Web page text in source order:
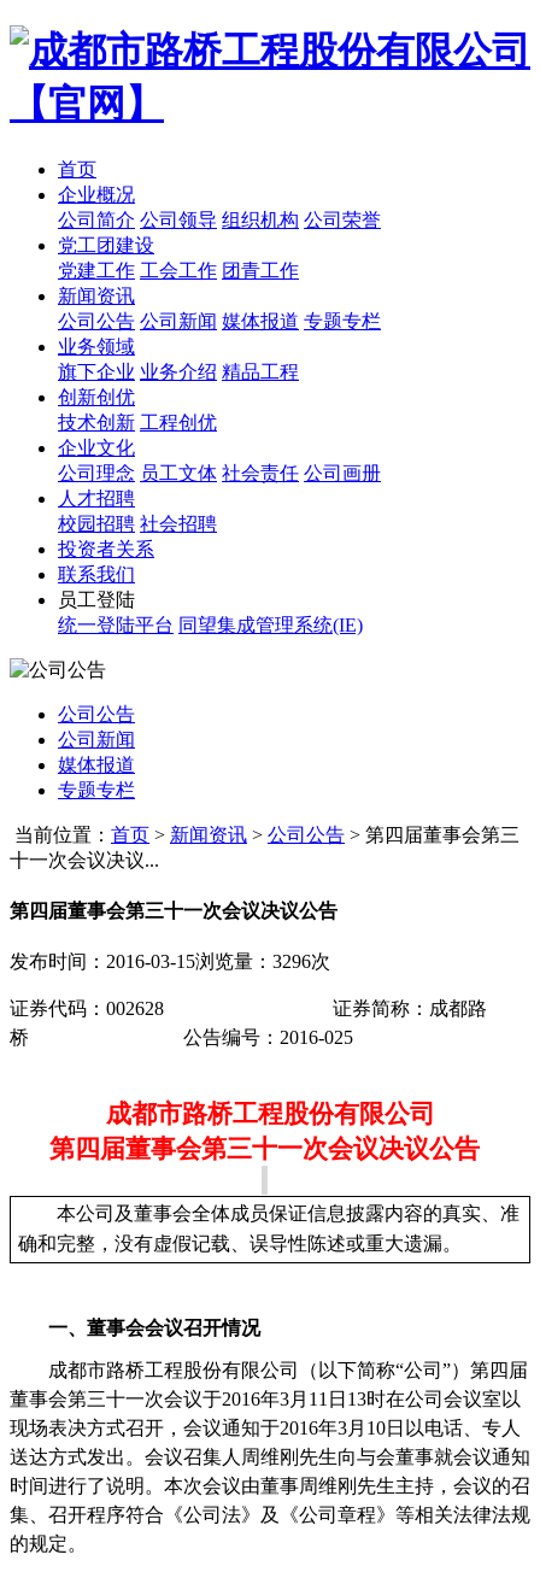
首页
企业概况
公司简介 公司领导 组织机构 公司荣誉
党工团建设
党建工作 工会工作 团青工作
新闻资讯
公司公告 公司新闻 媒体报道 专题专栏
业务领域
旗下企业 业务介绍 精品工程
创新创优
技术创新 工程创优
企业文化
公司理念 员工文体 社会责任 公司画册
人才招聘
校园招聘 社会招聘
投资者关系
联系我们
员工登陆
统一登陆平台 同望集成管理系统(IE)
公司公告
公司新闻
媒体报道
专题专栏
当前位置： 首页 > 新闻资讯 > 公司公告 > 第四届董事会第三
十一次会议决议...
第四届董事会第三十一次会议决议公告
发布时间：2016-03-15浏览量：3296次
证券代码： 002628
证券简称：成都路
桥
公告编号 ： 2016-025
成都市路桥工程股份有限公司
第四届董事会第三十一次会议决议公告
本公司及董事会全体成员保证信息披露内容的真实、准
确和完整，没有虚假记载、误导性陈述或重大遗漏。
一、董事会会议召开情况
成都市路桥工程股份有限公司（以下简称“公司 ”）第四届
董事会第三十一次会议于2016年3月 11 日 13时在公司会议室以
现场表决方式召开，会议通知于2016年3月 10日以电话、专人
送达方式发出。会议召集人周维刚先生向与会董事就会议通知
时间进行了说明。本次会议由董事周维刚先生主持，会议的召
集、召开程序符合《公司法》及《公司章程》等相关法律法规
的规定。